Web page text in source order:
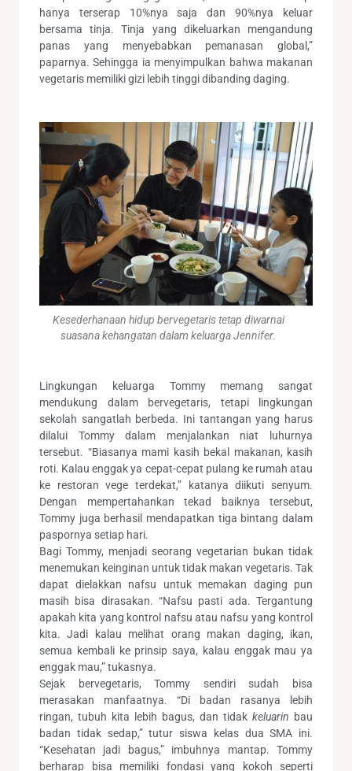
hanya terserap 10%nya saja dan 90%nya keluar
bersama tinja. Tinja yang dikeluarkan mengandung
panas yang menyebabkan pemanasan global,”
paparnya. Sehingga ia menyimpulkan bahwa makanan
vegetaris memiliki gizi lebih tinggi dibanding daging.
Kesederhanaan hidup bervegetaris tetap diwarnai
suasana kehangatan dalam keluarga Jennifer.
Lingkungan keluarga Tommy memang sangat
mendukung dalam bervegetaris, tetapi lingkungan
sekolah sangatlah berbeda. Ini tantangan yang harus
dilalui Tommy dalam menjalankan niat luhurnya
tersebut. “Biasanya mami kasih bekal makanan, kasih
roti. Kalau enggak ya cepat-cepat pulang ke rumah atau
ke restoran vege terdekat,” katanya diikuti senyum.
Dengan mempertahankan tekad baiknya tersebut,
Tommy juga berhasil mendapatkan tiga bintang dalam
paspornya setiap hari.
Bagi Tommy, menjadi seorang vegetarian bukan tidak
menemukan keinginan untuk tidak makan vegetaris. Tak
dapat dielakkan nafsu untuk memakan daging pun
masih bisa dirasakan. “Nafsu pasti ada. Tergantung
apakah kita yang kontrol nafsu atau nafsu yang kontrol
kita. Jadi kalau melihat orang makan daging, ikan,
semua kembali ke prinsip saya, kalau enggak mau ya
enggak mau,” tukasnya.
Sejak bervegetaris, Tommy sendiri sudah bisa
merasakan manfaatnya. “Di badan rasanya lebih
ringan, tubuh kita lebih bagus, dan tidak keluarin bau
badan tidak sedap,” tutur siswa kelas dua SMA ini.
“Kesehatan jadi bagus,” imbuhnya mantap. Tommy
berharap bisa memiliki fondasi yang kokoh seperti